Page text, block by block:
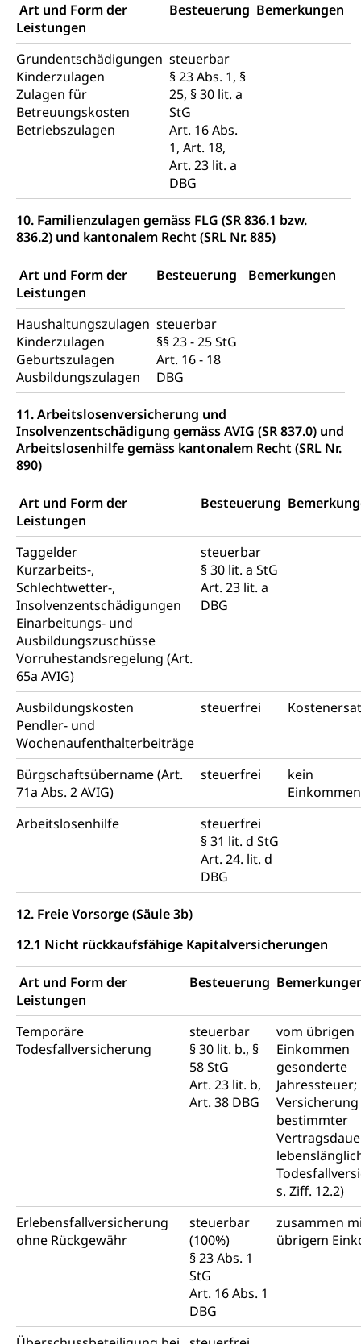
Art und Form der
Leistungen
Besteuerung Bemerkungen
Grundentschädigungen
Kinderzulagen
Zulagen für
Betreuungskosten
Betriebszulagen
steuerbar
§ 23 Abs. 1, §
25, § 30 lit. a
StG
Art. 16 Abs.
1, Art. 18,
Art. 23 lit. a
DBG
10. Familienzulagen gemäss FLG (SR 836.1 bzw.
836.2) und kantonalem Recht (SRL Nr. 885)
Art und Form der
Leistungen
Besteuerung Bemerkungen
Haushaltungszulagen
Kinderzulagen
Geburtszulagen
Ausbildungszulagen
steuerbar
§§ 23 - 25 StG
Art. 16 - 18
DBG
11. Arbeitslosenversicherung und
Insolvenzentschädigung gemäss AVIG (SR 837.0) und
Arbeitslosenhilfe gemäss kantonalem Recht (SRL Nr.
890)
Art und Form der
Leistungen
Besteuerung
Taggelder
Kurzarbeits-,
Schlechtwetter-,
Insolvenzentschädigungen
Einarbeitungs- und
Ausbildungszuschüsse
Vorruhestandsregelung (Art.
65a AVIG)
steuerbar
§ 30 lit. a StG
Art. 23 lit. a
DBG
Ausbildungskosten
Pendler- und
Wochenaufenthalterbeiträge
steuerfrei
Bürgschaftsübername (Art.
71a Abs. 2 AVIG)
steuerfrei
kein
Einkommen
Arbeitslosenhilfe
steuerfrei
§ 31 lit. d StG
Art. 24. lit. d
DBG
12. Freie Vorsorge (Säule 3b)
12.1 Nicht rückkaufsfähige Kapitalversicherungen
Art und Form der
Leistungen
Besteuerung
Temporäre
Todesfallversicherung
steuerbar
§ 30 lit. b., §
58 StG
Art. 23 lit. b,
Art. 38 DBG
vom übrigen
Einkommen
gesonderte
Jahressteuer;
bestimmter
s. Ziff. 12.2)
Erlebensfallversicherung
ohne Rückgewähr
steuerbar
(100%)
§ 23 Abs. 1
StG
Art. 16 Abs. 1
DBG
zusammen
übrigem